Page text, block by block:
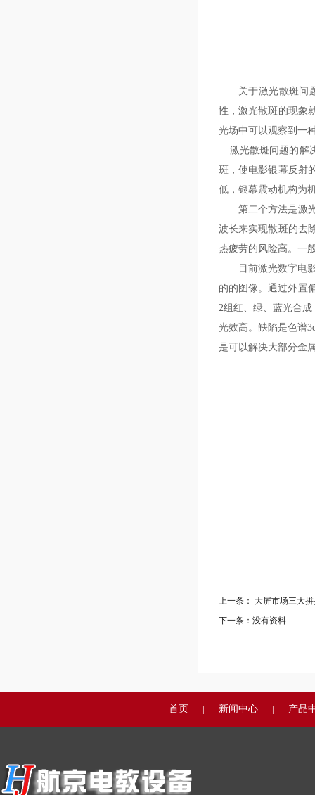
关于激光散斑问
性，激光散斑的现象
光场中可以观察到一
激光散斑问题的解
斑，使电影银幕反射
低，银幕震动机构为
第二个方法是激
波长来实现散斑的去
热疲劳的风险高。一
目前激光数字电
的的图像。通过外置
2组红、绿、蓝光合
光效高。缺陷是色谱
是可以解决大部分金
上一条： 大屏市场三大
下一条： 没有资料
首页 | 新闻中心 | 产品